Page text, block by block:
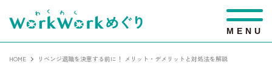
M E N U
HOME リベンジ退職を決意する前に！ メリット・デメリットと対処法を解説